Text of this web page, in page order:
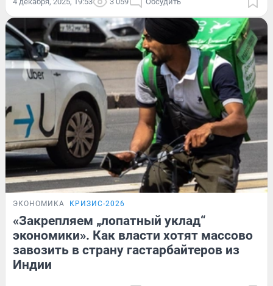
ЭКОНОМИКА КРИЗИС-2026
«Закрепляем „лопатный уклад“
экономики». Как власти хотят массово
завозить в страну гастарбайтеров из
Индии